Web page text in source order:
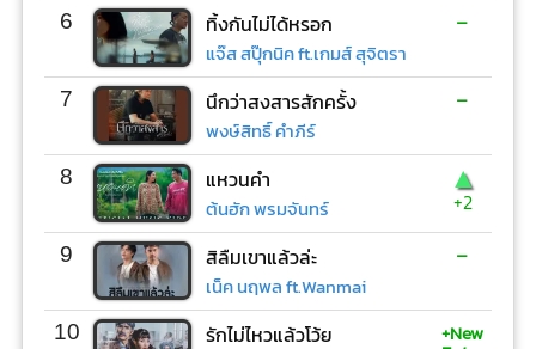
6 ทิ้งกันไม่ได้หรอก
แจ๊ส สปุ๊กนิค ft.เกมส์ สุจิตรา
-
7 นึกว่าสงสารสักครั้ง
พงษ์สิทธิ์ คำภีร์
-
8 แหวนคำ
ต้นฮัก พรมจันทร์
▲
+2
9 สิลืมเขาแล้วล่ะ
เน็ค นฤพล ft.Wanmai
-
10 รักไม่ไหวแล้วโว้ย +New